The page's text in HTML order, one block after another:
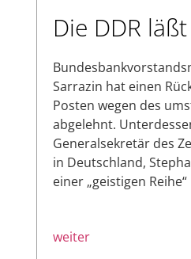
Die DDR
Sarrazin hat einen
Posten wegen des
abgelehnt.
Generalsekretär des
in Deutschland,
einer „geistigen
weiter